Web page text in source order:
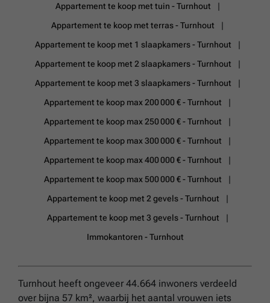
Appartement te koop met tuin - Turnhout
Appartement te koop met terras - Turnhout
Appartement te koop met 1 slaapkamers - Turnhout
Appartement te koop met 2 slaapkamers - Turnhout
Appartement te koop met 3 slaapkamers - Turnhout
Appartement te koop max 200 000 € - Turnhout
Appartement te koop max 250 000 € - Turnhout
Appartement te koop max 300 000 € - Turnhout
Appartement te koop max 400 000 € - Turnhout
Appartement te koop max 500 000 € - Turnhout
Appartement te koop met 2 gevels - Turnhout
Appartement te koop met 3 gevels - Turnhout
Immokantoren - Turnhout
Turnhout heeft ongeveer 44.664 inwoners verdeeld
over bijna 57 km², waarbij het aantal vrouwen iets